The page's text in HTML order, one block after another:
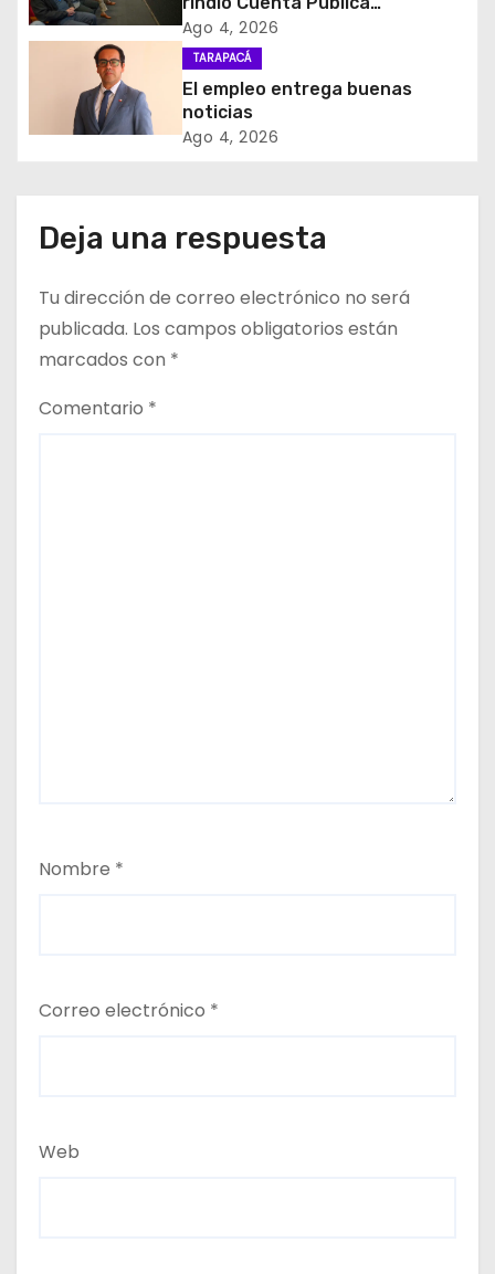
d
e
t
a
d
a
Participativa
Ago 4, 2026
TARAPACÁ
El empleo entrega buenas
noticias
Ago 4, 2026
Deja una respuesta
Tu dirección de correo electrónico no será
publicada. Los campos obligatorios están
marcados con *
Comentario *
Nombre *
Correo electrónico *
Web